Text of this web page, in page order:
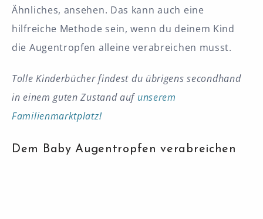
Ähnliches, ansehen. Das kann auch eine
hilfreiche Methode sein, wenn du deinem Kind
die Augentropfen alleine verabreichen musst.
Tolle Kinderbücher findest du übrigens secondhand
in einem guten Zustand auf unserem
Familienmarktplatz!
Dem Baby Augentropfen verabreichen